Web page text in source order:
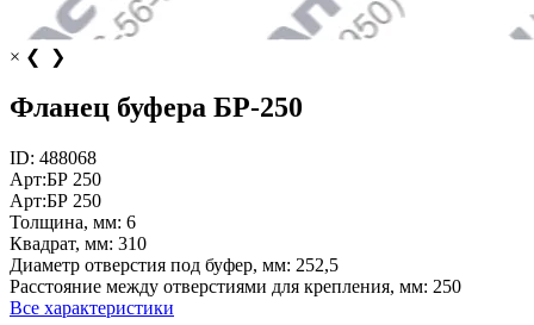
× ❮ ❯
Фланец буфера БР-250
ID: 488068
Арт:БР 250
Арт:БР 250
Толщина, мм: 6
Квадрат, мм: 310
Диаметр отверстия под буфер, мм: 252,5
Расстояние между отверстиями для крепления, мм: 250
Все характеристики